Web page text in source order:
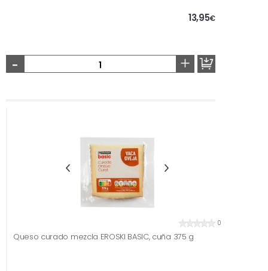
13,95€
- +
0
Queso curado mezcla EROSKI BASIC, cuña 375 g